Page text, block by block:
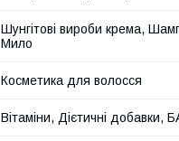
Шунгітові вироби крема,
Мило
Косметика для волосся
Вітаміни, Дієтичні добавки,